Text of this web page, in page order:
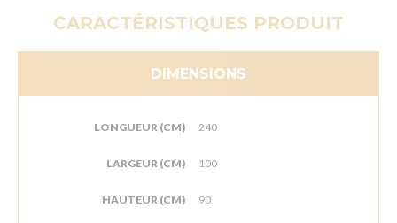
CARACTÉRISTIQUES PRODUIT
DIMENSIONS
LONGUEUR (CM) 240
LARGEUR (CM) 100
HAUTEUR (CM) 90